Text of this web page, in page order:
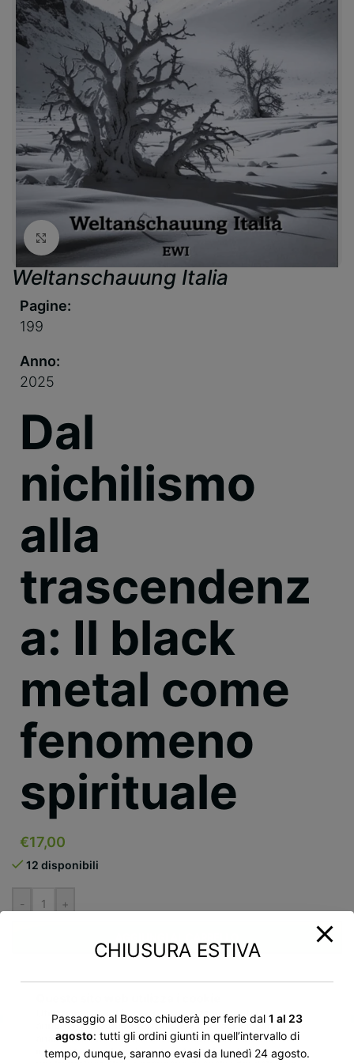
Utilizziamo i cookie per personalizzare contenuti ed
annunci, per fornire funzionalità dei social media e per
analizzare il nostro traffico. Condividiamo inoltre
informazioni sul modo in cui utilizzi il nostro sito con i
Clicca per ingrandire
Weltanschauung Italia
Dal
nichilismo
alla
trascendenz
a: Il black
metal come
fenomeno
spirituale
Pagine:
199
Anno:
2025
€17,00
12 disponibili
- +
Descrizione ›
CHIUSURA ESTIVA
Passaggio al Bosco chiuderà per ferie dal 1 al 23
agosto: tutti gli ordini giunti in quell’intervallo di
tempo, dunque, saranno evasi da lunedì 24 agosto.